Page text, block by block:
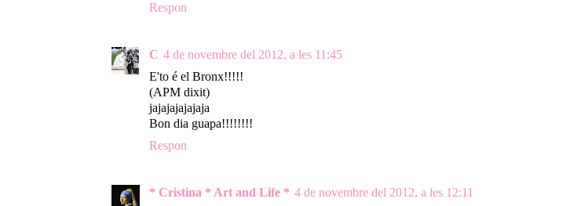
Respon
C 4 de novembre del 2012, a les 11:45
E'to é el Bronx!!!!!
(APM dixit)
jajajajajajaja
Bon dia guapa!!!!!!!!
Respon
* Cristina * Art and Life * 4 de novembre del 2012, a les 12:11